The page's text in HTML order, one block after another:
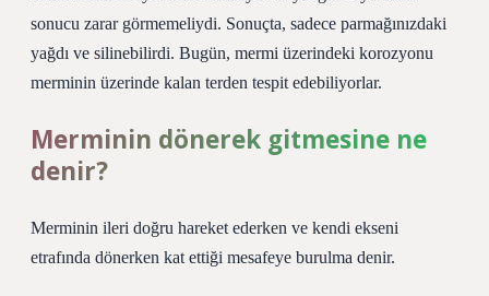
sonucu zarar görmemeliydi. Sonuçta, sadece parmağınızdaki
yağdı ve silinebilirdi. Bugün, mermi üzerindeki korozyonu
merminin üzerinde kalan terden tespit edebiliyorlar.
Merminin dönerek gitmesine ne
denir?
Merminin ileri doğru hareket ederken ve kendi ekseni
etrafında dönerken kat ettiği mesafeye burulma denir.